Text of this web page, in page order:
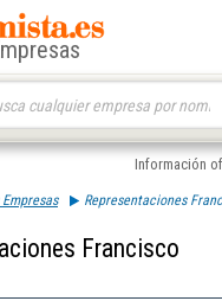
Información
Representaciones
Francisco